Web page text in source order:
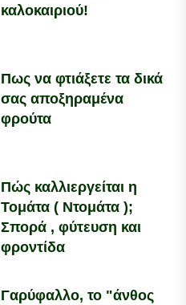
καλοκαιριού!
Πως να φτιάξετε τα δικά
σας αποξηραμένα
φρούτα
Πώς καλλιεργείται η
Τομάτα ( Ντομάτα );
Σπορά , φύτευση και
φροντίδα
Γαρύφαλλο, το "άνθος